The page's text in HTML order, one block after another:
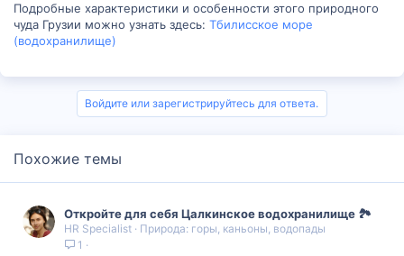
Подробные характеристики и особенности этого природного
чуда Грузии можно узнать здесь: Тбилисское море
(водохранилище)
Войдите или зарегистрируйтесь для ответа.
Похожие темы
Откройте для себя Цалкинское водохранилище 🏞️
HR Specialist
Природа: горы, каньоны, водопады
1